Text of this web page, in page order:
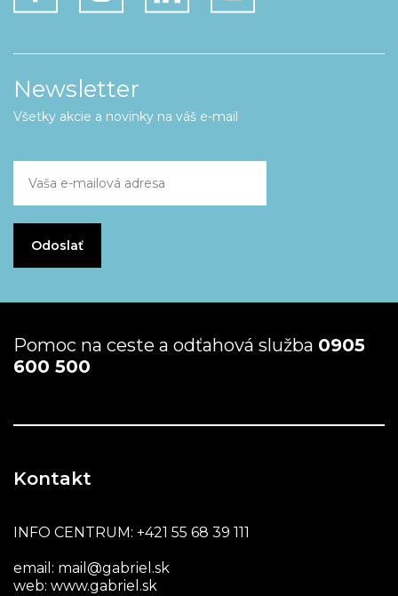
Newsletter
Všetky akcie a novinky na váš e-mail
Pomoc na ceste a odťahová služba 0905
600 500
Kontakt
INFO CENTRUM: +421 55 68 39 111
email: mail@gabriel.sk
web: www.gabriel.sk